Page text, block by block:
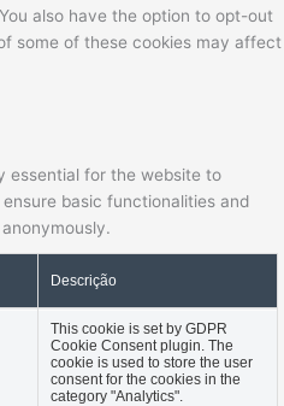
also have the option to opt-out
some of these cookies may affect
essential for the website to
basic functionalities and
Descrição
This cookie is set by GDPR
Cookie Consent plugin. The
cookie is used to store the user
consent for the cookies in the
category "Analytics".